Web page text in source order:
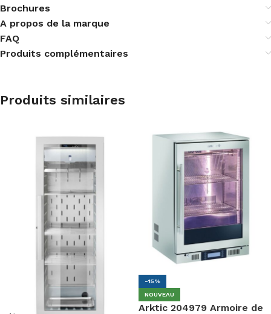
Brochures
A propos de la marque
FAQ
Produits complémentaires
Produits similaires
-15%
NOUVEAU
Arktic 204979 Armoire de